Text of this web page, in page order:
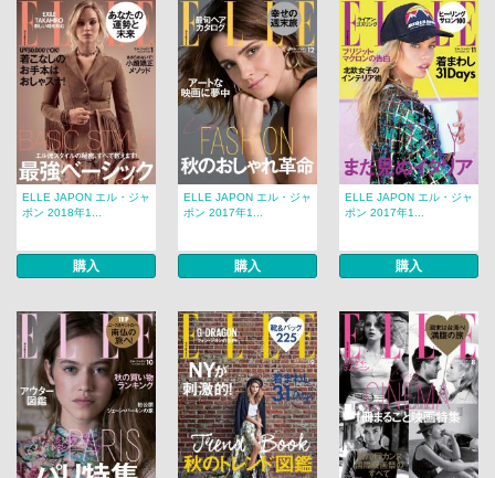
ELLE JAPON エル・ジャ
ポン 2018年1...
購入
ELLE JAPON エル・ジャ
ポン 2017年1...
購入
ELLE JAPON エル・ジャ
ポン 2017年1...
購入